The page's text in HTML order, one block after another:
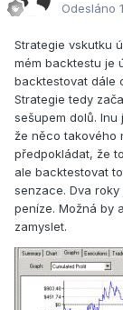
Odesláno
Strategie vskutku
mém backtestu je
backtestovat dále
Strategie tedy
sešupem dolů.
že něco takového
předpokládat, že
ale backtestovat
senzace. Dva
peníze. Možná by
zamyslet.